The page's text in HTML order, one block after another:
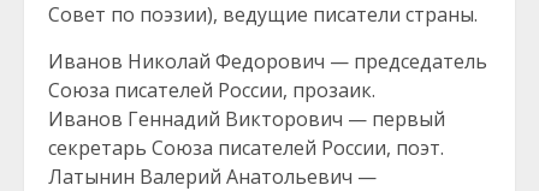
Совет по поэзии), ведущие писатели страны.
Иванов Николай Федорович — председатель
Союза писателей России, прозаик.
Иванов Геннадий Викторович — первый
секретарь Союза писателей России, поэт.
Латынин Валерий Анатольевич —